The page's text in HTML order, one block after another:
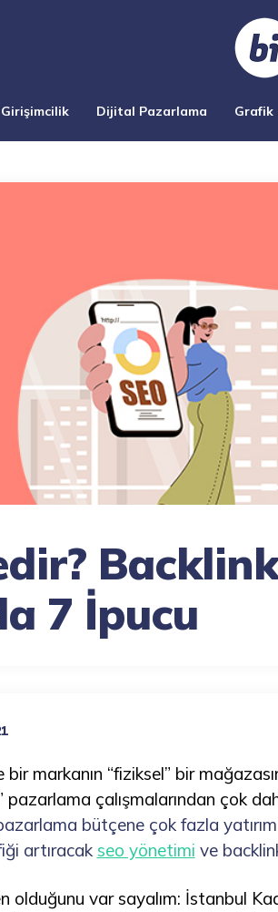
Girişimcilik Dijital Pazarlama Grafik
7 İpucu
bir markanın “fiziksel” bir
pazarlama çalışmalarından çok
bütçene çok fazla
artıracak seo yönetimi ve
olduğunu var sayalım: İstanbul